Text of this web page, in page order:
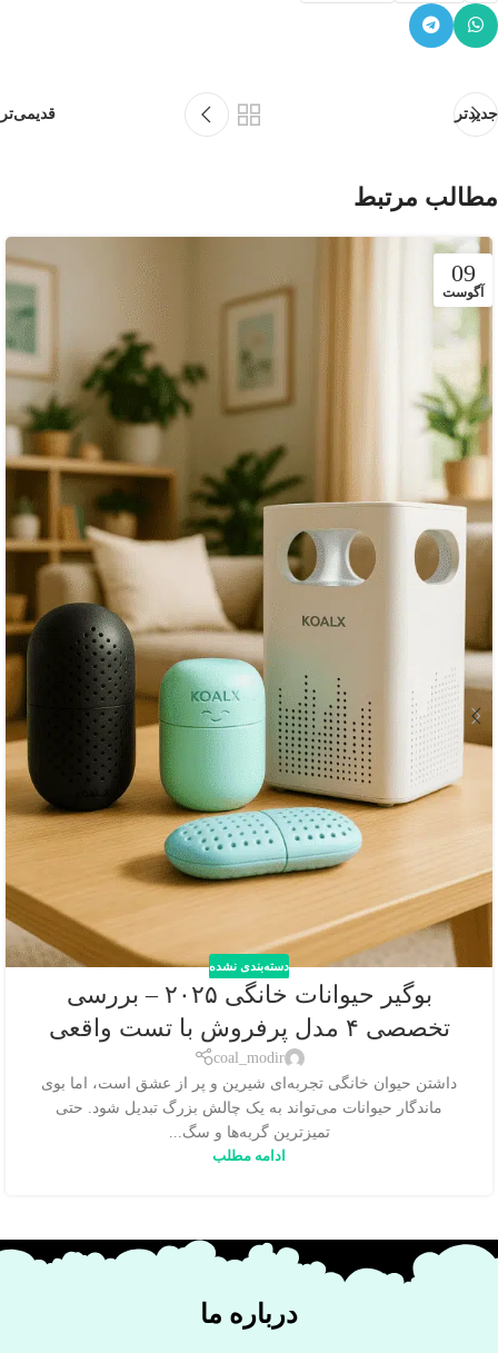
جدیدتر قدیمی‌تر
مطالب مرتبط
09
آگوست
دسته‌بندی نشده
بوگیر حیوانات خانگی ۲۰۲۵ – بررسی
تخصصی ۴ مدل پرفروش با تست واقعی
coal_modir
داشتن حیوان خانگی تجربه‌ای شیرین و پر از عشق است، اما بوی
ماندگار حیوانات می‌تواند به یک چالش بزرگ تبدیل شود. حتی
تمیزترین گربه‌ها و سگ...
ادامه مطلب
درباره ما